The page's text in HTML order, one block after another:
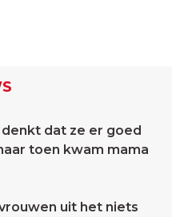
dat ze er goed
toen kwam mama
uit het niets